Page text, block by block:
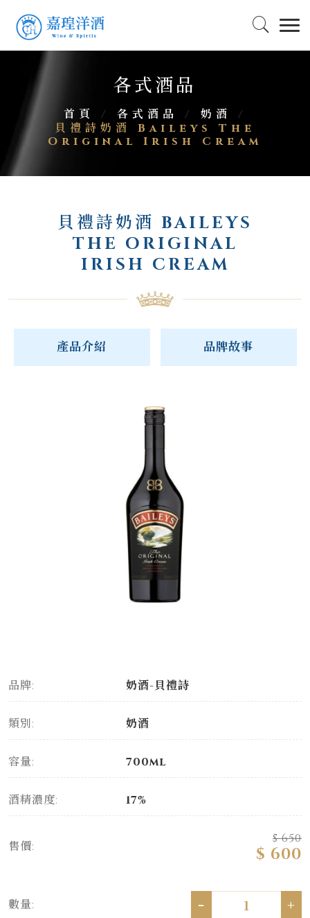
各式酒品
首頁 / 各式酒品 / 奶酒
/
貝禮詩奶酒 Baileys The
Original Irish Cream
貝禮詩奶酒 BAILEYS
THE ORIGINAL
IRISH CREAM
產品介紹 品牌故事
品牌: 奶酒-貝禮詩
類別: 奶酒
容量: 700ml
酒精濃度: 17%
售價:
$ 650
$ 600
數量: - +